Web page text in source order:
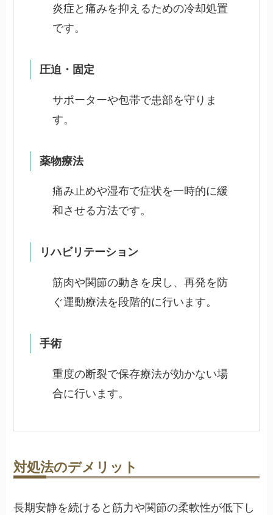
炎症と痛みを抑えるための冷却処置
です。
圧迫・固定
サポーターや包帯で患部を守りま
す。
薬物療法
痛み止めや湿布で症状を一時的に緩
和させる方法です。
リハビリテーション
筋肉や関節の動きを戻し、再発を防
ぐ運動療法を段階的に行います。
手術
重度の断裂で保存療法が効かない場
合に行います。
対処法のデメリット
長期安静を続けると筋力や関節の柔軟性が低下し